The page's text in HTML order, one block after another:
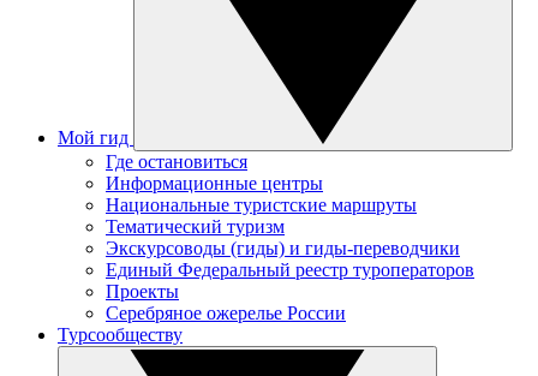
Мой гид
Где остановиться
Информационные центры
Национальные туристские маршруты
Тематический туризм
Экскурсоводы (гиды) и гиды-переводчики
Единый Федеральный реестр туроператоров
Проекты
Серебряное ожерелье России
Турсообществу